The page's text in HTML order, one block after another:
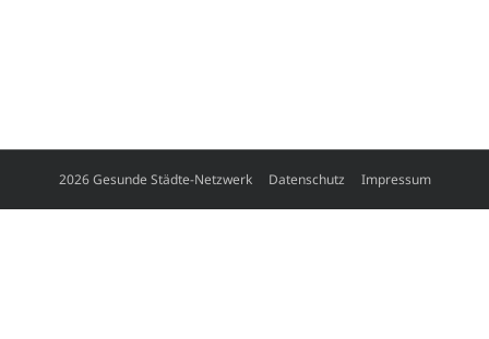
2026 Gesunde Städte-Netzwerk Datenschutz Impressum